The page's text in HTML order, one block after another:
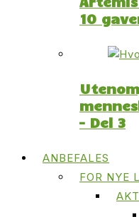
10
– Del 3
ANBEFALES
FOR NYE